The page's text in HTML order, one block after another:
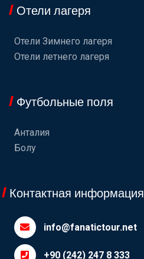
Отели лагеря
Отели Зимнего лагеря
Отели летнего лагеря
Футбольные поля
Анталия
Болу
Контактная информация
info@fanatictour.net
+90 (242) 247 8 333